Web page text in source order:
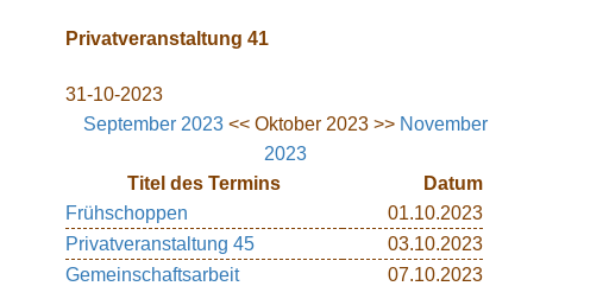
Privatveranstaltung 41
31-10-2023
September 2023 << Oktober 2023 >> November
2023
Titel des Termins
Datum
Frühschoppen
01.10.2023
Privatveranstaltung 45
03.10.2023
Gemeinschaftsarbeit
07.10.2023